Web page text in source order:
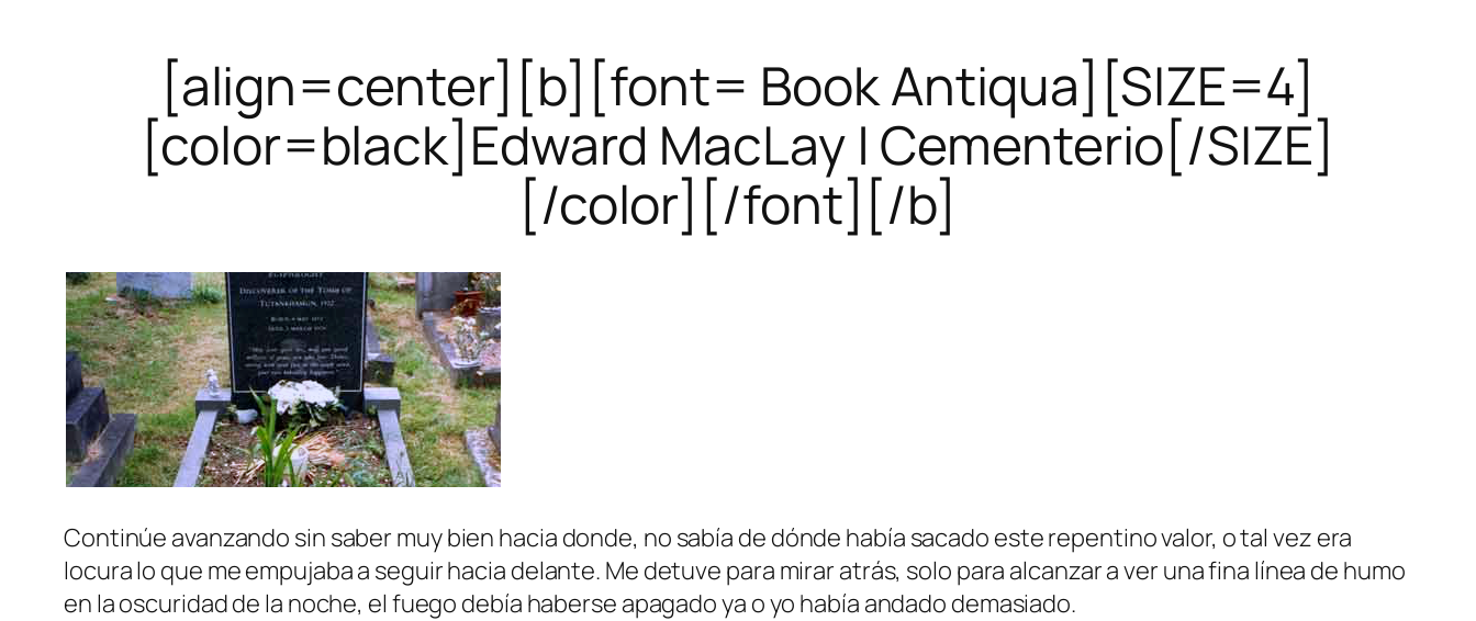
[align=center][b][font= Book Antiqua][SIZE=4]
[color=black]Edward MacLay | Cementerio[/SIZE]
[/color][/font][/b]
Continúe avanzando sin saber muy bien hacia donde, no sabía de dónde había sacado este repentino valor, o tal vez era
locura lo que me empujaba a seguir hacia delante. Me detuve para mirar atrás, solo para alcanzar a ver una fina línea de humo
en la oscuridad de la noche, el fuego debía haberse apagado ya o yo había andado demasiado.